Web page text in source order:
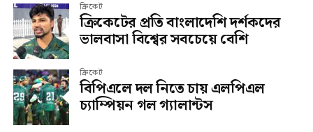
ক্রিকেট
ক্রিকেটের প্রতি বাংলাদেশি দর্শকদের
ভালবাসা বিশ্বের সবচেয়ে বেশি
ক্রিকেট
বিপিএলে দল নিতে চায় এলপিএল
চ্যাম্পিয়ন গল গ্যালান্টস